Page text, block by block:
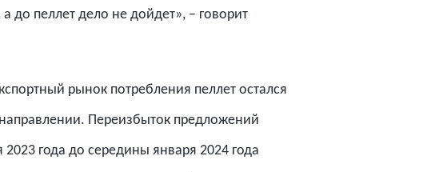
до пеллет дело не дойдет», – говорит
рынок потребления пеллет остался
Переизбыток предложений
года до середины января 2024 года